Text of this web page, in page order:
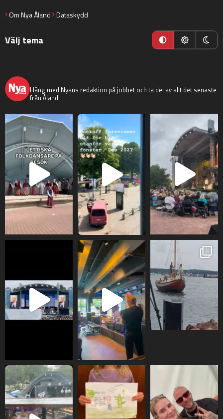
Om Nya Åland Dataskydd
Välj tema
Häng med Nyans redaktion på jobbet och ta del av allt det senaste
från Åland!